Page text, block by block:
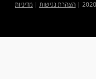
הצהרת נגישות | מדיניות